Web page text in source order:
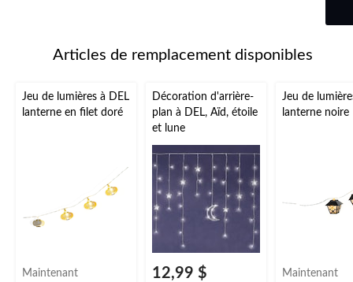
Articles de remplacement disponibles
Jeu de lumières à DEL
lanterne en filet doré
Maintenant
Décoration d'arrière-
plan à DEL, Aïd, étoile
et lune
12,99 $
Jeu de
lanterne noire
Maintenant